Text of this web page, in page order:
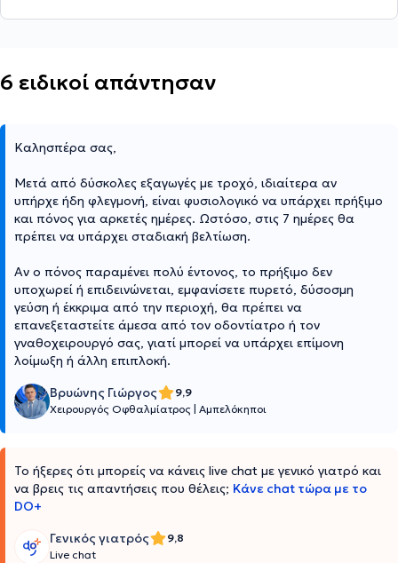
6 ειδικοί απάντησαν
Καλησπέρα σας,
Μετά από δύσκολες εξαγωγές με τροχό, ιδιαίτερα αν
υπήρχε ήδη φλεγμονή, είναι φυσιολογικό να υπάρχει πρήξιμο
και πόνος για αρκετές ημέρες. Ωστόσο, στις 7 ημέρες θα
πρέπει να υπάρχει σταδιακή βελτίωση.
Αν ο πόνος παραμένει πολύ έντονος, το πρήξιμο δεν
υποχωρεί ή επιδεινώνεται, εμφανίσετε πυρετό, δύσοσμη
γεύση ή έκκριμα από την περιοχή, θα πρέπει να
επανεξεταστείτε άμεσα από τον οδοντίατρο ή τον
γναθοχειρουργό σας, γιατί μπορεί να υπάρχει επίμονη
λοίμωξη ή άλλη επιπλοκή.
Βρυώνης Γιώργος
9,9
Χειρουργός Οφθαλμίατρος Αμπελόκηποι
Το ήξερες ότι μπορείς να κάνεις live chat με γενικό γιατρό και
να βρεις τις απαντήσεις που θέλεις; Κάνε chat τώρα με το
DO+
Γενικός γιατρός
9,8
Live chat